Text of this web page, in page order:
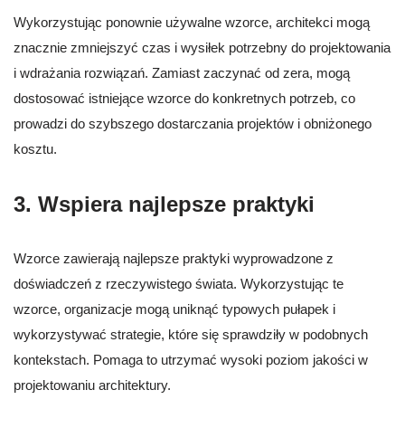
Wykorzystując ponownie używalne wzorce, architekci mogą
znacznie zmniejszyć czas i wysiłek potrzebny do projektowania
i wdrażania rozwiązań. Zamiast zaczynać od zera, mogą
dostosować istniejące wzorce do konkretnych potrzeb, co
prowadzi do szybszego dostarczania projektów i obniżonego
kosztu.
3. Wspiera najlepsze praktyki
Wzorce zawierają najlepsze praktyki wyprowadzone z
doświadczeń z rzeczywistego świata. Wykorzystując te
wzorce, organizacje mogą uniknąć typowych pułapek i
wykorzystywać strategie, które się sprawdziły w podobnych
kontekstach. Pomaga to utrzymać wysoki poziom jakości w
projektowaniu architektury.